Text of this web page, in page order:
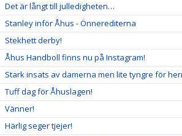
Det är långt till julledigheten…
Stanley inför Åhus - Önnerediterna
Stekhett derby!
Åhus Handboll finns nu på Instagram!
Stark insats av damerna men lite tyngre för
Tuff dag för Åhuslagen!
Vänner!
Härlig seger tjejer!